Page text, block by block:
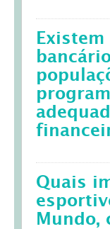
Quais
Mundo,